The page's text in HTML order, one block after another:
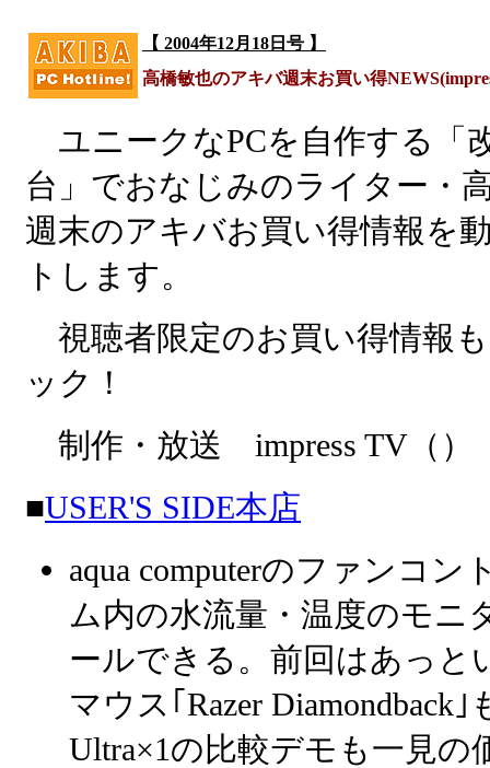
【 2004年12月18日号 】
高橋敏也のアキバ週末お買い得
ユニークなPCを自作する「
台」でおなじみのライター・
週末のアキバお買い得情報を
トします。
視聴者限定のお買い得情報
ック！
制作・放送 impress TV（）
■USER'S SIDE本店
aqua computerのファンコン
ム内の水流量・温度のモニ
ールできる。前回はあっと
マウス｢Razer Diamondback｣
Ultra×1の比較デモも一見